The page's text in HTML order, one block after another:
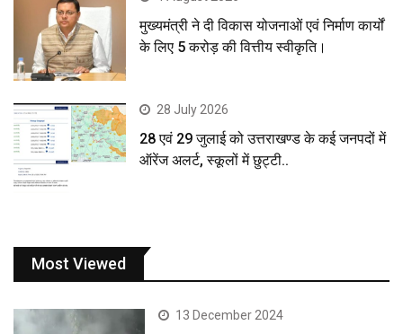
मुख्यमंत्री ने दी विकास योजनाओं एवं निर्माण कार्यों
के लिए 5 करोड़ की वित्तीय स्वीकृति।
28 July 2026
28 एवं 29 जुलाई को उत्तराखण्ड के कई जनपदों में
ऑरेंज अलर्ट, स्कूलों में छुट्टी..
Most Viewed
13 December 2024